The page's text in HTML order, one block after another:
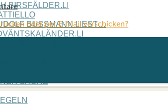
BIRSFÄLDER.LI
BUSS­MANN LIEST…
SACHE
oder per E-Mail verschicken?